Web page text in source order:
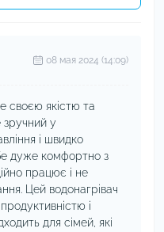
08 мая 2024 (14:09)
своєю якістю та
у
і швидко
дуже комфортно з
працює і не
Цей водонагрівач
і
для сімей, які